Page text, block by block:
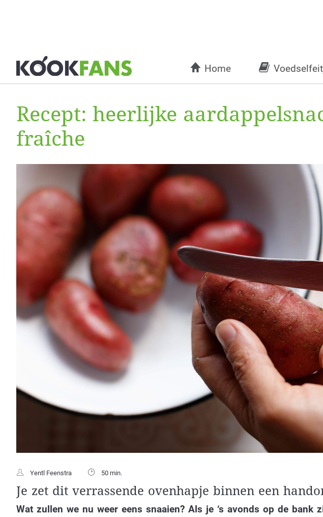
Home
Recept: heerlijke
fraîche
Yentl Feenstra 50 min.
Je zet dit verrassende ovenhapje binnen een
Wat zullen we nu weer eens snaaien? Als je ‘s avonds op de bank